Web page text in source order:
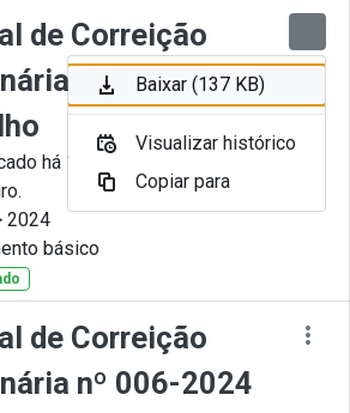
de Correição
nº 007-2024
há 11 Meses por Juliana
2024
básico
de Correição
nº 006-2024
Baixar (137 KB)
Visualizar histórico
Copiar para